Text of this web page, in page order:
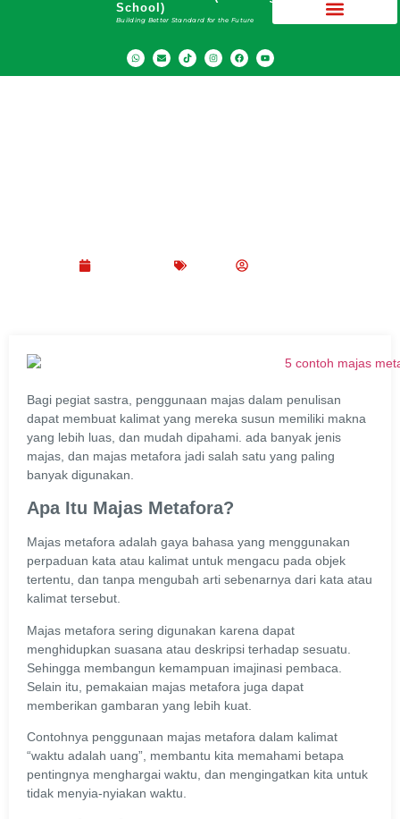
School)
Building Better Standard for the Future
Bagi pegiat sastra, penggunaan majas dalam penulisan
dapat membuat kalimat yang mereka susun memiliki makna
yang lebih luas, dan mudah dipahami. ada banyak jenis
majas, dan majas metafora jadi salah satu yang paling
banyak digunakan.
Apa Itu Majas Metafora?
Majas metafora adalah gaya bahasa yang menggunakan
perpaduan kata atau kalimat untuk mengacu pada objek
tertentu, dan tanpa mengubah arti sebenarnya dari kata atau
kalimat tersebut.
Majas metafora sering digunakan karena dapat
menghidupkan suasana atau deskripsi terhadap sesuatu.
Sehingga membangun kemampuan imajinasi pembaca.
Selain itu, pemakaian majas metafora juga dapat
memberikan gambaran yang lebih kuat.
Contohnya penggunaan majas metafora dalam kalimat
“waktu adalah uang”, membantu kita memahami betapa
pentingnya menghargai waktu, dan mengingatkan kita untuk
tidak menyia-nyiakan waktu.